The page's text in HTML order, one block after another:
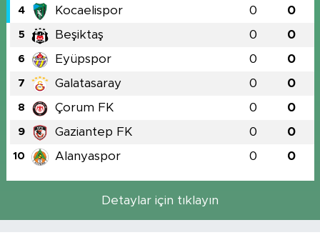
4 Kocaelispor 0 0
5 Beşiktaş 0 0
6 Eyüpspor 0 0
7 Galatasaray 0 0
8 Çorum FK 0 0
9 Gaziantep FK 0 0
10 Alanyaspor 0 0
Detaylar için tıklayın